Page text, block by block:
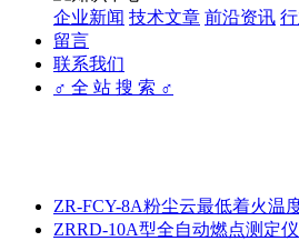
企业新闻 技术文章 前沿资讯
留言
联系我们
♂ 全 站 搜 索 ♂
ZR-FCY-8A粉尘云最低着火温
ZRRD-10A型全自动燃点测定仪